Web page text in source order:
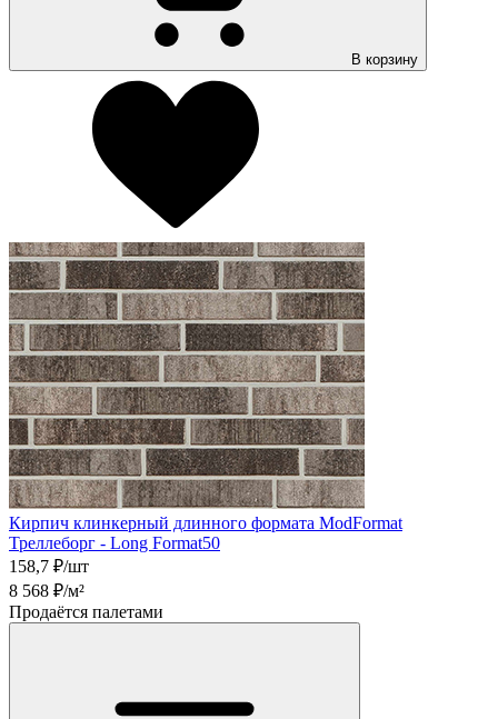
В корзину
Кирпич клинкерный длинного формата ModFormat
Треллеборг - Long Format50
158,7 ₽/шт
8 568 ₽/м²
Продаётся палетами